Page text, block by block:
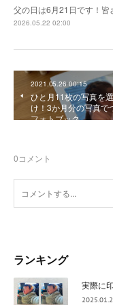
父の日は6月21日です！
2026.05.22 02:00
2021.05.26 00:15
ひと月11枚の写真を
け！3か月分の写真で
フォトブック
0コメント
ランキング
実際に